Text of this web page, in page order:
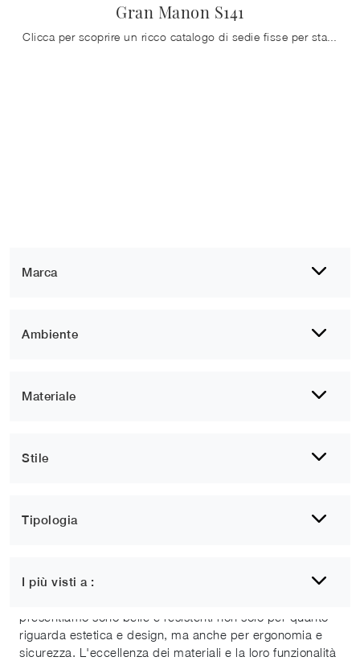
Marca
Ambiente
Materiale
Stile
Tipologia
I più visti a :
Gran Manon S141
presentiamo sono belle e resistenti non solo per quanto
riguarda estetica e design, ma anche per ergonomia e
sicurezza. L'eccellenza dei materiali e la loro funzionalità